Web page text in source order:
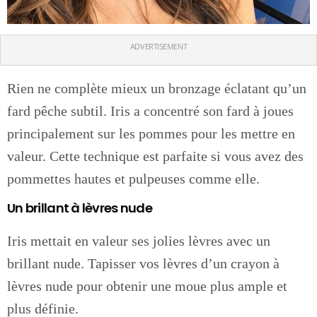
ADVERTISEMENT
Rien ne complète mieux un bronzage éclatant qu’un
fard pêche subtil. Iris a concentré son fard à joues
principalement sur les pommes pour les mettre en
valeur. Cette technique est parfaite si vous avez des
pommettes hautes et pulpeuses comme elle.
Un brillant à lèvres nude
Iris mettait en valeur ses jolies lèvres avec un
brillant nude. Tapisser vos lèvres d’un crayon à
lèvres nude pour obtenir une moue plus ample et
plus définie.